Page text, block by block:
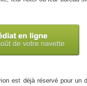
est déjà réservé pour un